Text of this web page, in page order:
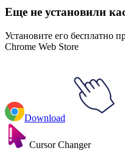
Еще не установили
Установите его бесплатно
Chrome Web Store
Download
Cursor Changer